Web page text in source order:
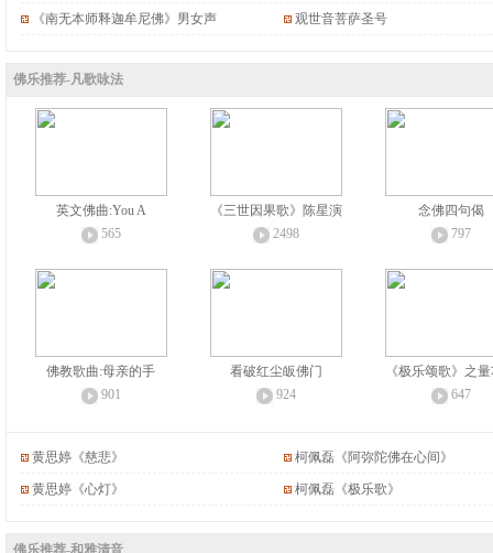
《南无本师释迦牟尼佛》男女声 观世音菩萨圣号
佛乐推荐-凡歌咏法
英文佛曲:You A
565
《三世因果歌》陈星演
2498
念佛四句偈
797
佛教歌曲:母亲的手
901
看破红尘皈佛门
924
《极乐颂歌》之
647
黄思婷《慈悲》 柯佩磊《阿弥陀佛在心间》
黄思婷《心灯》 柯佩磊《极乐歌》
佛乐推荐-和雅清音